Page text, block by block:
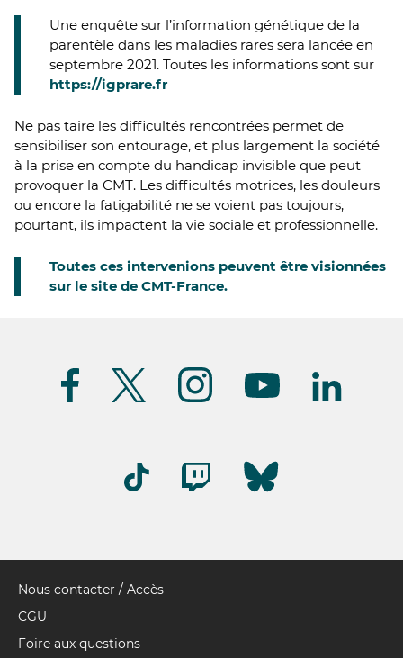
Une enquête sur l’information génétique de la
parentèle dans les maladies rares sera lancée en
septembre 2021. Toutes les informations sont sur
https://igprare.fr
Ne pas taire les difficultés rencontrées permet de
sensibiliser son entourage, et plus largement la société
à la prise en compte du handicap invisible que peut
provoquer la CMT. Les difficultés motrices, les douleurs
ou encore la fatigabilité ne se voient pas toujours,
pourtant, ils impactent la vie sociale et professionnelle.
Toutes ces intervenions peuvent être visionnées
sur le site de CMT-France.
Pied
de
Nous contacter / Accès
CGU
Foire aux questions